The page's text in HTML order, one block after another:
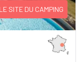
SITE DU CAMPING